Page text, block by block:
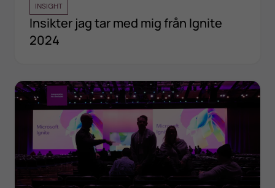
INSIGHT
Insikter jag tar med mig från Ignite
2024